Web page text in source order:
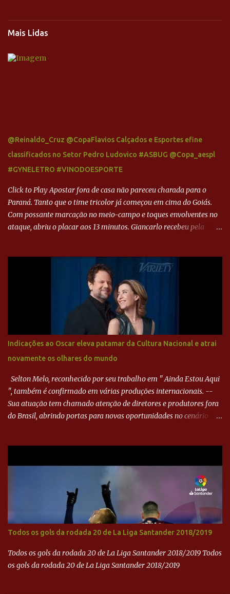
Mais Lidas
@Reinaldo_Cruz @CopaFlavios Calçados e Esportes efine
classificados no Setor Pedro Ludovico #ASBUG @Copa_aespl
#GYNELETRO #VINODOESPORTE
Click to Play Apostar fora de casa não pareceu charada para o
Paraná. Tanto que o time tricolor já começou em cima do Goiás.
Com possante marcação no meio-campo e toques envolventes no
ataque, abriu o placar aos 13 minutos. Giancarlo recebeu pela
Paraná ampliou a vantagem aos 21 minutos. Éverton Garroni
desviou cruzamento de cabeça e, mesmo de costas, incidiu o canto
direito de Harlei. O goleiro esmeraldino se esticou e até tocou na
bola, mas não o suficiente para desviar sua trajetória. O ataque do
Goiás era nulo, tanto que o Paraná seguiu em cima. Aos 32
minutos, Jefferson cabeceou e Harlei fez grande defesa. Seis
minutos depois, Wellington encheu o pé e quase surpreendeu o
goleiro rival, que novamente defendeu. No fim, Jefferson teve
outra boa chance, mas parou no goleiro. Gol para matar espera...
Indicações ao Oscar eleva patamar da Cultura Nacional e atrai
novamente os olhares do mundo
Selton Melo, reconhecido por seu trabalho em " Ainda Estou Aqui
", também é confirmado em várias produções internacionais. --
Sua atuação tem chamado atenção de diretores e produtores fora
do Brasil, abrindo portas para novas oportunidades no cenário
Todos os gols da rodada 20 de La Liga Santander 2018/2019
Todos os gols da rodada 20 de La Liga Santander 2018/2019 Todos
os gols da rodada 20 de La Liga Santander 2018/2019